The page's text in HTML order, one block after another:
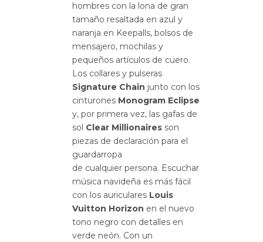
hombres con la lona de gran
tamaño resaltada en azul y
naranja en Keepalls, bolsos de
mensajero, mochilas y
pequeños artículos de cuero.
Los collares y pulseras
Signature Chain junto con los
cinturones Monogram Eclipse
y, por primera vez, las gafas de
sol Clear Millionaires son
piezas de declaración para el
guardarropa
de cualquier persona. Escuchar
música navideña es más fácil
con los auriculares Louis
Vuitton Horizon en el nuevo
tono negro con detalles en
verde neón. Con un